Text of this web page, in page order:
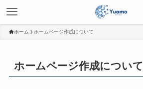
ホーム ホームページ作成について
ホームページ作成について